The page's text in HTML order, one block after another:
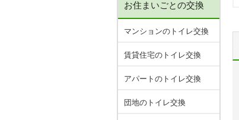
お住まいごとの交換
マンションのトイレ交換
賃貸住宅のトイレ交換
アパートのトイレ交換
団地のトイレ交換